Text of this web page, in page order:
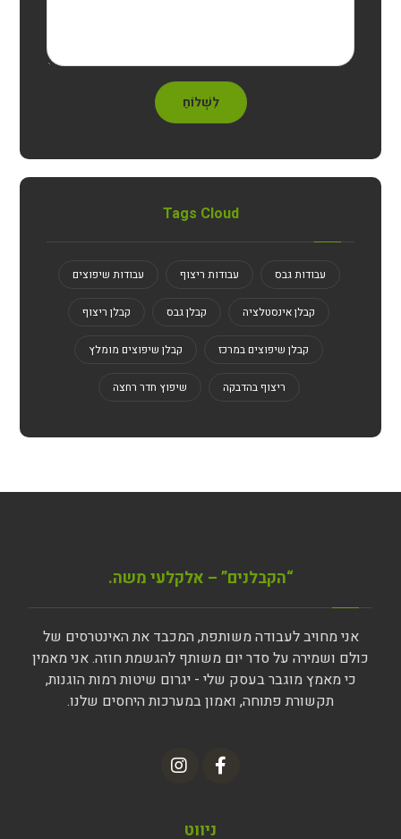
לִשְׁלוֹחַ
Tags Cloud
עבודות גבס עבודות ריצוף עבודות שיפוצים
קבלן אינסטלציה קבלן גבס קבלן ריצוף
קבלן שיפוצים במרכז קבלן שיפוצים מומלץ
ריצוף בהדבקה שיפוץ חדר רחצה
“הקבלנים” – אלקלעי משה.
אני מחויב לעבודה משותפת, המכבד את האינטרסים של
כולם ושמירה על סדר יום משותף להגשמת חוזה. אני מאמין
כי מאמץ מוגבר בעסק שלי - יגרום שיטות רמות הוגנות,
תקשורת פתוחה, ואמון במערכות היחסים שלנו.
ניווט